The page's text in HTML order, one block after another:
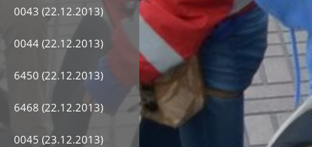
0043 (22.12.2013)
0044 (22.12.2013)
6450 (22.12.2013)
6468 (22.12.2013)
0045 (23.12.2013)